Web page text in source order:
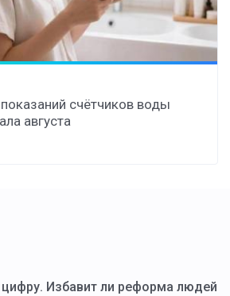
счётчиков воды
августа
цифру. Избавит ли реформа людей